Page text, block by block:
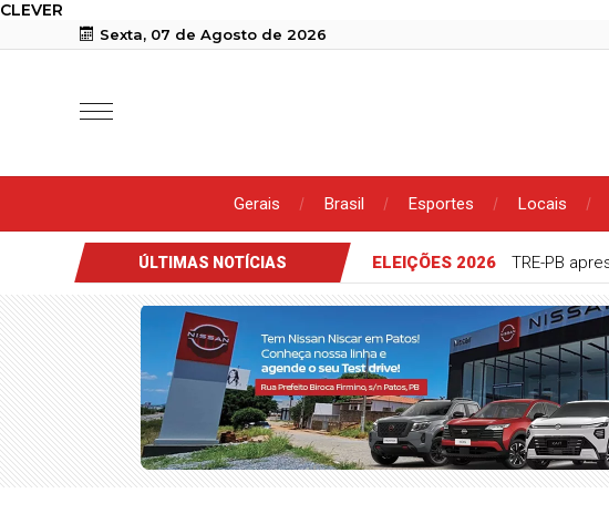
CLEVER
Sexta, 07 de Agosto de 2026
Gerais Brasil Esportes Locais
ÚLTIMAS NOTÍCIAS
II celebra 100 dias de gestão com solenidade de reconhecimento e